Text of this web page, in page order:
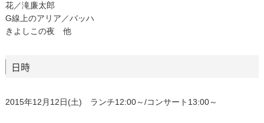
花／滝廉太郎
G線上のアリア／バッハ
きよしこの夜 他
日時
2015年12月12日(土) ランチ12:00～/コンサート13:00～